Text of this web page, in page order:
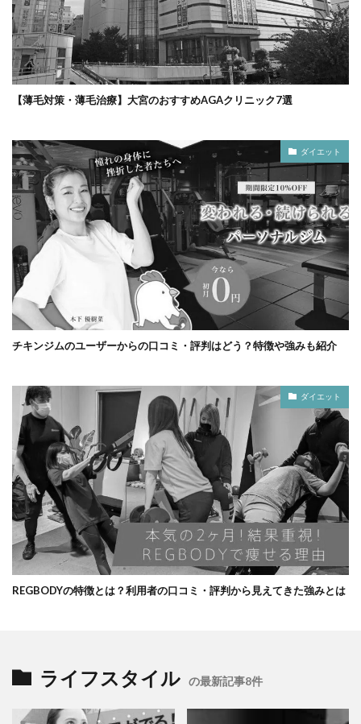
【薄毛対策・薄毛治療】大宮のおすすめAGAクリニック7選
ダイエット
チキンジムのユーザーからの口コミ・評判はどう？特徴や強みも紹介
ダイエット
REGBODYの特徴とは？利用者の口コミ・評判から見えてきた強みとは
ライフスタイル の最新記事8件